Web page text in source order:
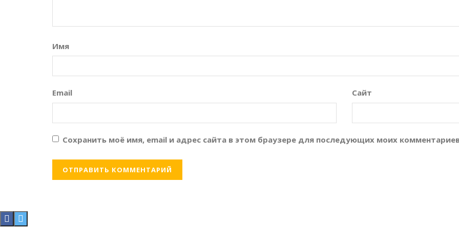
Имя
Email Сайт
Сохранить моё имя, email и адрес сайта в этом браузере для последующих моих